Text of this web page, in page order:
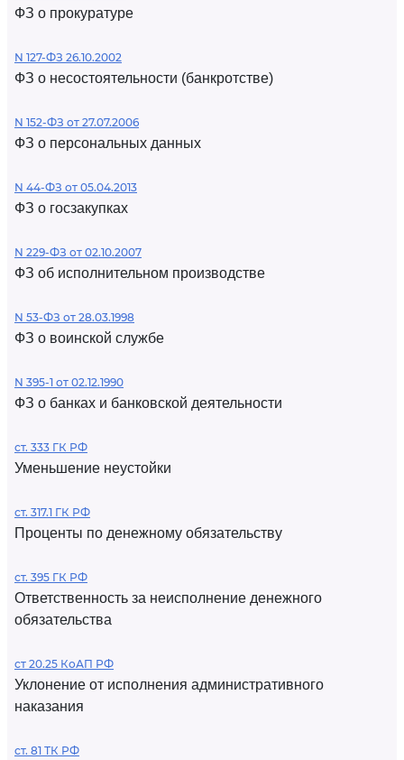
ФЗ о прокуратуре
N 127-ФЗ 26.10.2002
ФЗ о несостоятельности (банкротстве)
N 152-ФЗ от 27.07.2006
ФЗ о персональных данных
N 44-ФЗ от 05.04.2013
ФЗ о госзакупках
N 229-ФЗ от 02.10.2007
ФЗ об исполнительном производстве
N 53-ФЗ от 28.03.1998
ФЗ о воинской службе
N 395-1 от 02.12.1990
ФЗ о банках и банковской деятельности
ст. 333 ГК РФ
Уменьшение неустойки
ст. 317.1 ГК РФ
Проценты по денежному обязательству
ст. 395 ГК РФ
Ответственность за неисполнение денежного
обязательства
ст 20.25 КоАП РФ
Уклонение от исполнения административного
наказания
ст. 81 ТК РФ